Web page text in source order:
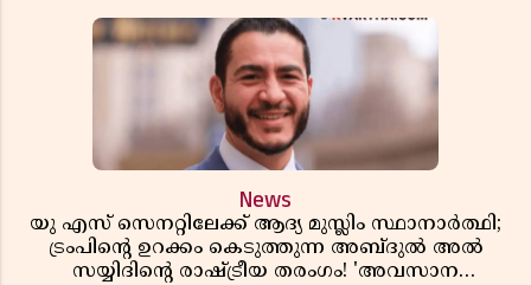
News
യു എസ് സെനറ്റിലേക്ക് ആദ്യ മുസ്ലിം സ്ഥാനാർത്ഥി;
ട്രംപിന്റെ ഉറക്കം കെടുത്തുന്ന അബ്ദുൽ അൽ
സയ്യിദിന്റെ രാഷ്ട്രീയ തരംഗം! 'അവസാന